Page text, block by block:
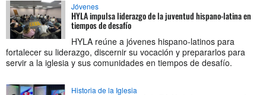
Jóvenes
HYLA impulsa liderazgo de la juventud hispano-latina en
tiempos de desafío
HYLA reúne a jóvenes hispano-latinos para
fortalecer su liderazgo, discernir su vocación y prepararlos para
servir a la iglesia y sus comunidades en tiempos de desafío.
Historia de la Iglesia